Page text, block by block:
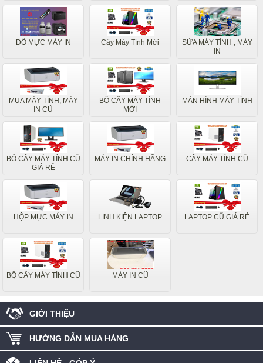
ĐỔ MỰC MÁY IN Cây Máy Tính Mới
SỬA MÁY TÍNH , MÁY
IN
MUA MÁY TÍNH, MÁY
IN CŨ
BỘ CÂY MÁY TÍNH
MỚI
MÀN HÌNH MÁY TÍNH
BỘ CÂY MÁY TÍNH CŨ
GIÁ RẺ
MÁY IN CHÍNH HÃNG CÂY MÁY TÍNH CŨ
HỘP MỰC MÁY IN LINH KIỆN LAPTOP LAPTOP CŨ GIÁ RẺ
BỘ CÂY MÁY TÍNH CŨ MÁY IN CŨ
GIỚI THIỆU
HƯỚNG DẪN MUA HÀNG